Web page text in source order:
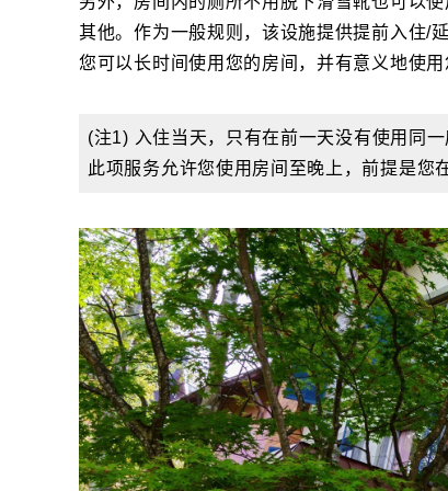
其他。作为一般规则，该设施提供提前入住/
您可以长时间使用您的房间，并有意义地使用
(注1) 入住当天，只有在前一天没有使用同
此项服务允许您使用房间至晚上，前提是您